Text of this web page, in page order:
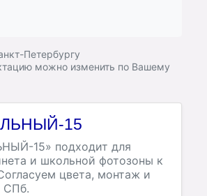
Петербургу
можно изменить по Вашему
15
15» подходит для
и школьной фотозоны к
цвета, монтаж и
СПб.